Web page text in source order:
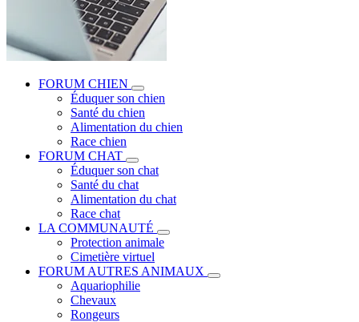
FORUM CHIEN
Éduquer son chien
Santé du chien
Alimentation du chien
Race chien
FORUM CHAT
Éduquer son chat
Santé du chat
Alimentation du chat
Race chat
LA COMMUNAUTÉ
Protection animale
Cimetière virtuel
FORUM AUTRES ANIMAUX
Aquariophilie
Chevaux
Rongeurs